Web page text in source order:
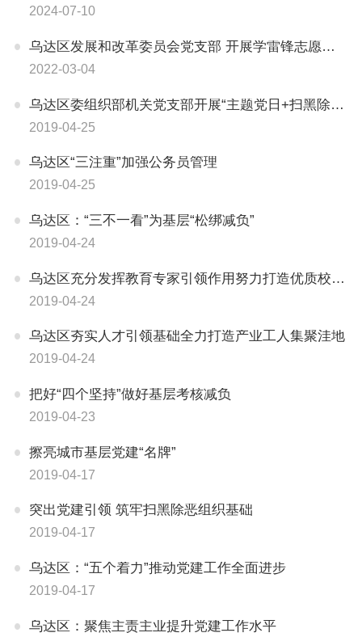
2024-07-10
乌达区发展和改革委员会党支部 开展学雷锋志愿服务活动
2022-03-04
乌达区委组织部机关党支部开展“主题党日+扫黑除恶专题学习”活动
2019-04-25
​乌达区“三注重”加强公务员管理
2019-04-25
​乌达区：“三不一看”为基层“松绑减负”
2019-04-24
​乌达区充分发挥教育专家引领作用努力打造优质校园文化环境
2019-04-24
乌达区夯实人才引领基础全力打造产业工人集聚洼地
2019-04-24
把好“四个坚持”做好基层考核减负
2019-04-23
擦亮城市基层党建“名牌”
2019-04-17
突出党建引领 筑牢扫黑除恶组织基础
2019-04-17
乌达区：“五个着力”推动党建工作全面进步
2019-04-17
乌达区：聚焦主责主业提升党建工作水平